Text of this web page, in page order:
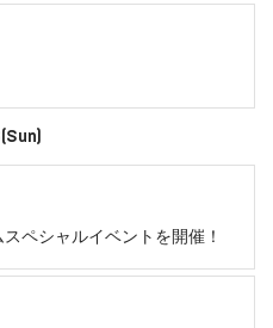
ペシャルイベントを開催！